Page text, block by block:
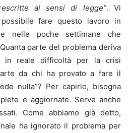
ai sensi di legge”. Vi
fare questo lavoro in
nelle poche settimane che
parte del problema deriva
in reale difficoltà per la crisi
da chi ha provato a fare il
nulla”? Per capirlo, bisogna
e aggiornate. Serve anche
Come abbiamo già detto,
ha ignorato il problema per